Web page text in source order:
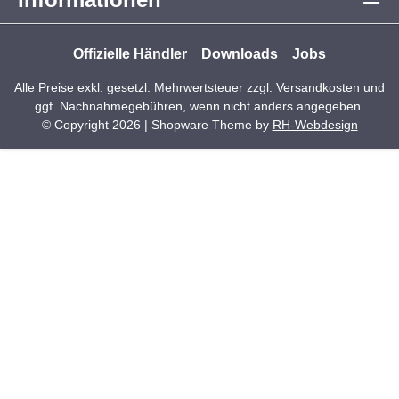
Offizielle Händler Downloads Jobs
Alle Preise exkl. gesetzl. Mehrwertsteuer zzgl. Versandkosten und
ggf. Nachnahmegebühren, wenn nicht anders angegeben.
© Copyright 2026 | Shopware Theme by RH-Webdesign